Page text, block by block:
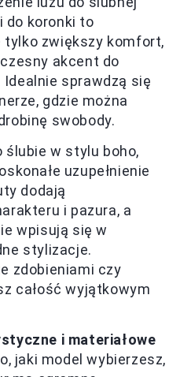
do koronki to
tylko zwiększy komfort,
akcent do
sprawdzą się
gdzie można
swobody.
ślubie w stylu boho,
uzupełnienie
dodają
i pazura, a
wpisują się w
stylizacje.
zdobieniami czy
całość wyjątkowym
i materiałowe
jaki model wybierzesz,